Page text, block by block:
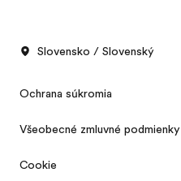
Slovensko / Slovenský
Ochrana súkromia
Všeobecné zmluvné podmienky
Cookie